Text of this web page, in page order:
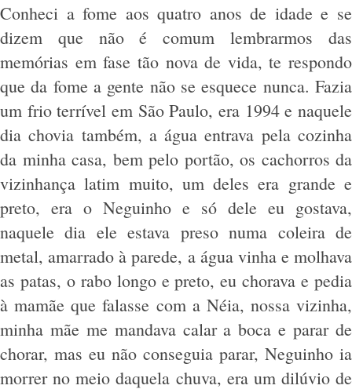
Conheci a fome aos quatro anos de idade e se
dizem que não é comum lembrarmos das
memórias em fase tão nova de vida, te respondo
que da fome a gente não se esquece nunca. Fazia
um frio terrível em São Paulo, era 1994 e naquele
dia chovia também, a água entrava pela cozinha
da minha casa, bem pelo portão, os cachorros da
vizinhança latim muito, um deles era grande e
preto, era o Neguinho e só dele eu gostava,
naquele dia ele estava preso numa coleira de
metal, amarrado à parede, a água vinha e molhava
as patas, o rabo longo e preto, eu chorava e pedia
à mamãe que falasse com a Néia, nossa vizinha,
minha mãe me mandava calar a boca e parar de
chorar, mas eu não conseguia parar, Neguinho ia
morrer no meio daquela chuva, era um dilúvio de